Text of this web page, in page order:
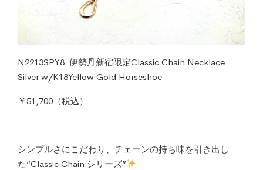
N2213SPY8 伊勢丹新宿限定Classic Chain Necklace
Silver w/K18Yellow Gold Horseshoe
￥51,700（税込）
シンプルさにこだわり、チェーンの持ち味を引き出し
た“Classic Chain シリーズ”